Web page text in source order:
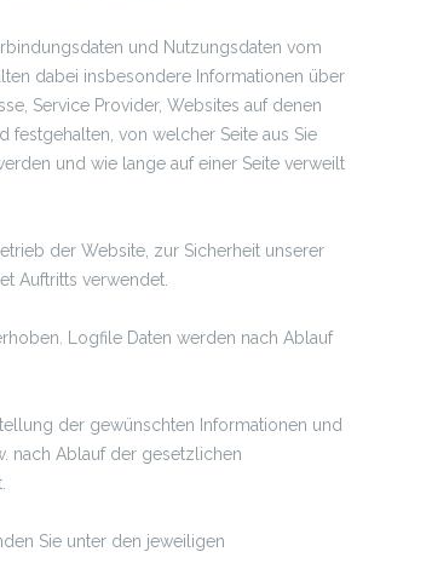
und Nutzungsdaten vom
dabei insbesondere Informationen über
Service Provider, Websites auf denen
festgehalten, von welcher Seite aus Sie
und wie lange auf einer Seite verweilt
der Website, zur Sicherheit unserer
Auftritts verwendet.
Logfile Daten werden nach Ablauf
der gewünschten Informationen und
nach Ablauf der gesetzlichen
Sie unter den jeweiligen